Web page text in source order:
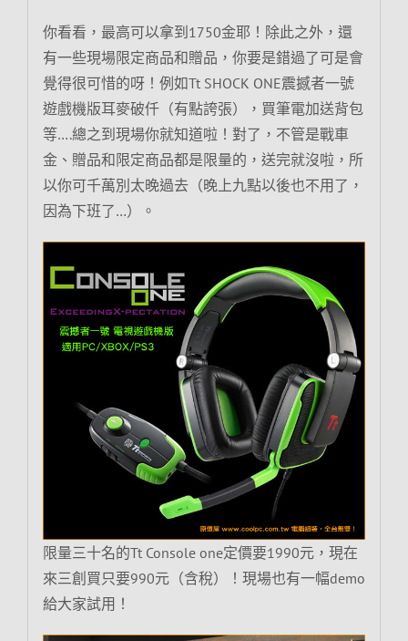
你看看，最高可以拿到1750金耶！除此之外，還
有一些現場限定商品和贈品，你要是錯過了可是會
覺得很可惜的呀！例如Tt SHOCK ONE震撼者一號
遊戲機版耳麥破仟（有點誇張），買筆電加送背包
等….總之到現場你就知道啦！對了，不管是戰車
金、贈品和限定商品都是限量的，送完就沒啦，所
以你可千萬別太晚過去（晚上九點以後也不用了，
因為下班了…）。
限量三十名的Tt Console one定價要1990元，現在
來三創買只要990元（含稅）！現場也有一幅demo
給大家試用！